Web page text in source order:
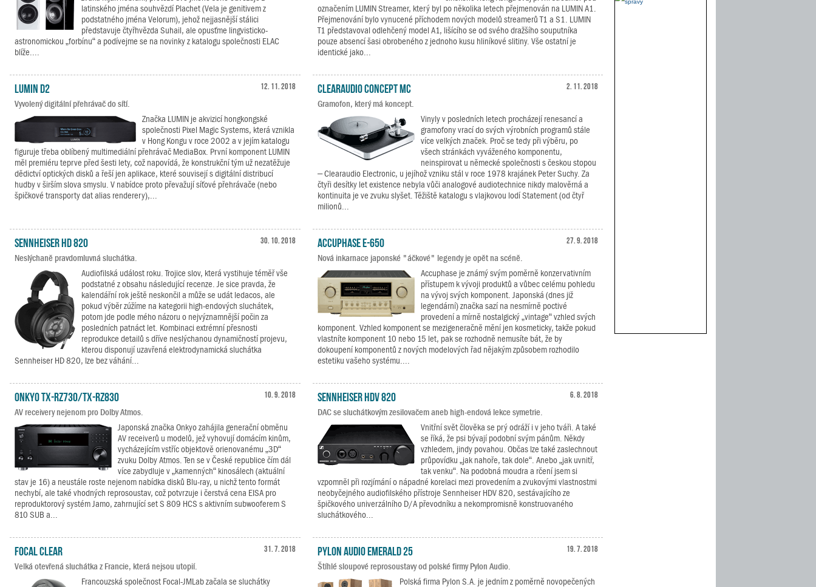
latinského jména souhvězdí Plachet (Vela je genitivem z
podstatného jména Velorum), jehož nejjasnější stálici
představuje čtyřhvězda Suhail, ale opusťme lingvisticko-
astronomickou „forbínu“ a podívejme se na novinky z katalogu společnosti ELAC
blíže....
označením LUMIN Streamer, který byl po několika letech přejmenován na LUMIN A1.
Přejmenování bylo vynucené příchodem nových modelů streamerů T1 a S1. LUMIN
T1 představoval odlehčený model A1, lišícího se od svého dražšího souputníka
pouze absencí šasi obrobeného z jednoho kusu hliníkové slitiny. Vše ostatní je
identické jako...
12. 11. 2018
LUMIN D2
Vyvolený digitální přehrávač do sítí.
Značka LUMIN je akvizicí hongkongské
společnosti Pixel Magic Systems, která vznikla
v Hong Kongu v roce 2002 a v jejím katalogu
figuruje třeba oblíbený multimediální přehrávač MediaBox. První komponent LUMIN
měl premiéru teprve před šesti lety, což napovídá, že konstrukční tým už nezatěžuje
dědictví optických disků a řeší jen aplikace, které souvisejí s digitální distribucí
hudby v širším slova smyslu. V nabídce proto převažují síťové přehrávače (nebo
špičkové transporty dat alias renderery),...
2. 11. 2018
Clearaudio Concept MC
Gramofon, který má koncept.
Vinyly v posledních letech procházejí renesancí a
gramofony vrací do svých výrobních programů stále
více velkých značek. Proč se tedy při výběru, po
všech stránkách vyváženého komponentu,
neinspirovat u německé společnosti s českou stopou
– Clearaudio Electronic, u jejíhož vzniku stál v roce 1978 krajánek Peter Suchy. Za
čtyři desítky let existence nebyla vůči analogové audiotechnice nikdy malověrná a
kontinuita je ve zvuku slyšet. Těžiště katalogu s vlajkovou lodí Statement (od čtyř
milionů...
30. 10. 2018
Sennheiser HD 820
Neslýchaně pravdomluvná sluchátka.
Audiofilská událost roku. Trojice slov, která vystihuje téměř vše
podstatné z obsahu následující recenze. Je sice pravda, že
kalendářní rok ještě neskončil a může se udát ledacos, ale
pokud výběr zúžíme na kategorii high-endových sluchátek,
potom jde podle mého názoru o nejvýznamnější počin za
posledních patnáct let. Kombinaci extrémní přesnosti
reprodukce detailů s dříve neslýchanou dynamičností projevu,
kterou disponují uzavřená elektrodynamická sluchátka
Sennheiser HD 820, lze bez váhání...
27. 9. 2018
Accuphase E-650
Nová inkarnace japonské "áčkové" legendy je opět na scéně.
Accuphase je známý svým poměrně konzervativním
přístupem k vývoji produktů a vůbec celému pohledu
na vývoj svých komponent. Japonská (dnes již
legendární) značka sazí na nesmírně poctivé
provedení a mírně nostalgický „vintage“ vzhled svých
komponent. Vzhled komponent se mezigeneračně mění jen kosmeticky, takže pokud
vlastníte komponent 10 nebo 15 let, pak se rozhodně nemusíte bát, že by
dokoupení komponentů z nových modelových řad nějakým způsobem rozhodilo
estetiku vašeho systému....
10. 9. 2018
Onkyo TX-RZ730/TX-RZ830
AV receivery nejenom pro Dolby Atmos.
Japonská značka Onkyo zahájila generační obměnu
AV receiverů u modelů, jež vyhovují domácím kinům,
vycházejícím vstříc objektově orienovanému „3D“
zvuku Dolby Atmos. Ten se v České republice čím dál
více zabydluje v „kamenných“ kinosálech (aktuální
stav je 16) a neustále roste nejenom nabídka disků Blu-ray, u nichž tento formát
nechybí, ale také vhodných reprosoustav, což potvrzuje i čerstvá cena EISA pro
reproduktorový systém Jamo, zahrnující set S 809 HCS s aktivním subwooferem S
810 SUB a...
6. 8. 2018
Sennheiser HDV 820
DAC se sluchátkovým zesilovačem aneb high-endová lekce symetrie.
Vnitřní svět člověka se prý odráží i v jeho tváři. A také
se říká, že psi bývají podobní svým pánům. Někdy
vzhledem, jindy povahou. Občas lze také zaslechnout
průpovídku „jak nahoře, tak dole“. Anebo „jak uvnitř,
tak venku“. Na podobná moudra a rčení jsem si
vzpomněl při rozjímání o nápadné korelaci mezi provedením a zvukovými vlastnostmi
neobyčejného audiofilského přístroje Sennheiser HDV 820, sestávajícího ze
špičkového univerzálního D/A převodníku a nekompromisně konstruovaného
sluchátkového...
31. 7. 2018
Focal Clear
Velká otevřená sluchátka z Francie, která nejsou utopií.
Francouzská společnost Focal-JMLab začala se sluchátky
19. 7. 2018
Pylon Audio Emerald 25
Štíhlé sloupové reprosoustavy od polské firmy Pylon Audio.
Polská firma Pylon S.A. je jedním z poměrně novopečených